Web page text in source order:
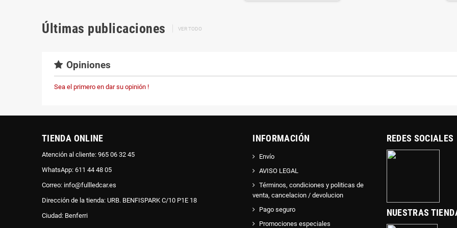
Últimas publicaciones VER TODO
Opiniones
Sea el primero en dar su opinión !
TIENDA ONLINE
Atención al cliente: 965 06 32 45
WhatsApp: 611 44 48 05
Correo: info@fullledcar.es
Dirección de la tienda: URB. BENFISPARK C/10 P1E 18
Ciudad: Benferri
INFORMACIÓN
Envío
AVISO LEGAL
Términos, condiciones y politicas de
venta, cancelacion / devolucion
Pago seguro
Promociones especiales
REDES SOCIALES
NUESTRAS